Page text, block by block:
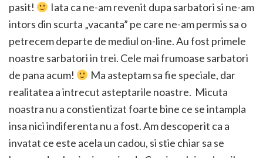
pasit!
Iata ca ne-am revenit dupa sarbatori si ne-am
intors din scurta „vacanta” pe care ne-am permis sa o
petrecem departe de mediul on-line. Au fost primele
noastre sarbatori in trei. Cele mai frumoase sarbatori
de pana acum!
Ma asteptam sa fie speciale, dar
realitatea a intrecut asteptarile noastre. Micuta
noastra nu a constientizat foarte bine ce se intampla
insa nici indiferenta nu a fost. Am descoperit ca a
invatat ce este acela un cadou, si stie chiar sa se